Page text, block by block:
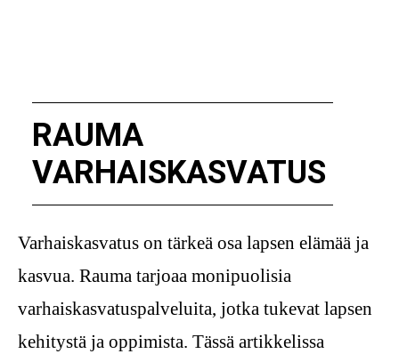
RAUMA
VARHAISKASVATUS
Varhaiskasvatus on tärkeä osa lapsen elämää ja
kasvua. Rauma tarjoaa monipuolisia
varhaiskasvatuspalveluita, jotka tukevat lapsen
kehitystä ja oppimista. Tässä artikkelissa